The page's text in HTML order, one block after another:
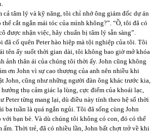
cả tâm lý và kỹ năng, tôi chỉ nhớ ông giám đốc dự án
cắt ngắn mái tóc của mình không?”. “Ồ, tôi đã có
được nhận việc, hãy chuẩn bị tâm lý sẵn sàng”.
đã cố quên Peter hào hiệp mà tội nghiệp của tôi. Tôi
tên ấy suốt thời gian dài, tôi không bao giờ mở khóa
ảnh thân ái của chúng tôi thời ấy. John cũng không
ơn John vì sự cao thượng của anh nên nhiều khi
John, cũng như những người đàn ông khác trước kia,
thụ cảm giác lạ lùng, cực điểm của khoái lạc,
Peter từng mang lại, dù điều này tính theo hệ số thời
ba tuần là quá ngắn ngủi. Tôi đã sống cùng John
bạn bè. Và dù chúng tôi không có con, đó có thể
ấm. Thời trẻ, đã có nhiều lần, John bất chợt trở về khi